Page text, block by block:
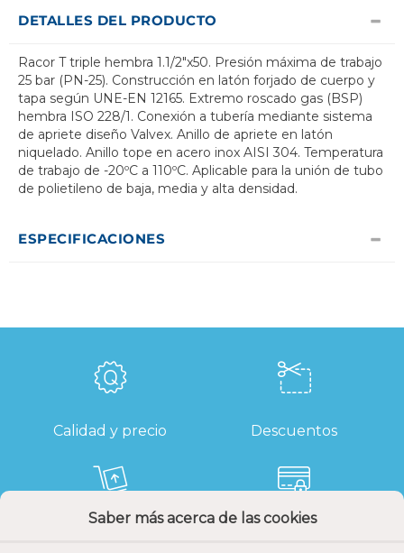
Saber más acerca de las cookies
DETALLES DEL PRODUCTO
Racor T triple hembra 1.1/2"x50. Presión máxima de trabajo
25 bar (PN-25). Construcción en latón forjado de cuerpo y
tapa según UNE-EN 12165. Extremo roscado gas (BSP)
hembra ISO 228/1. Conexión a tubería mediante sistema
de apriete diseño Valvex. Anillo de apriete en latón
niquelado. Anillo tope en acero inox AISI 304. Temperatura
de trabajo de -20ºC a 110ºC. Aplicable para la unión de tubo
de polietileno de baja, media y alta densidad.
ESPECIFICACIONES
Calidad y precio Descuentos